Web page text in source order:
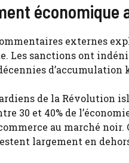
économique
externes
Les sanctions ont
de la Révolution
30 et 40% de
au marché
largement en